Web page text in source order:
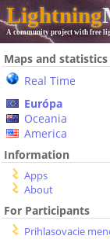
Lightning
A community project with free
Maps and statistics
Real Time
Európa
Oceania
America
Information
Apps
About
For Participants
Prihlasovacie